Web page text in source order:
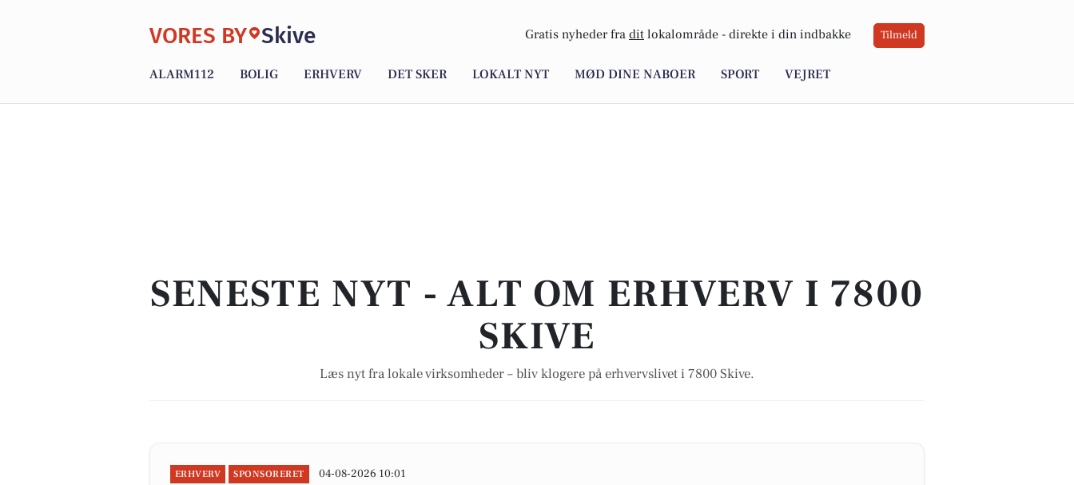
VORES BY Skive Gratis nyheder fra dit lokalområde - direkte i din indbakke Tilmeld
ALARM112 BOLIG ERHVERV DET SKER LOKALT NYT MØD DINE NABOER SPORT VEJRET
SENESTE NYT - ALT OM ERHVERV I 7800
SKIVE
Læs nyt fra lokale virksomheder – bliv klogere på erhvervslivet i 7800 Skive.
ERHVERV SPONSORERET 04-08-2026 10:01